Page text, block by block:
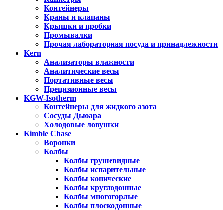
Контейнеры
Краны и клапаны
Крышки и пробки
Промывалки
Прочая лабораторная посуда и принадлежности
Kern
Анализаторы влажности
Аналитические весы
Портативные весы
Прецизионные весы
KGW-Isotherm
Контейнеры для жидкого азота
Сосуды Дьюара
Холодовые ловушки
Kimble Chase
Воронки
Колбы
Колбы грушевидные
Колбы испарительные
Колбы конические
Колбы круглодонные
Колбы многогорлые
Колбы плоскодонные